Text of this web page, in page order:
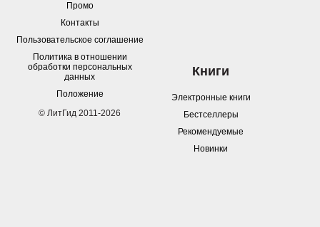
Промо
Контакты
Пользовательское соглашение
Политика в отношении
обработки персональных
данных
Положение
© ЛитГид 2011-2026
Книги
Электронные книги
Бестселлеры
Рекомендуемые
Новинки